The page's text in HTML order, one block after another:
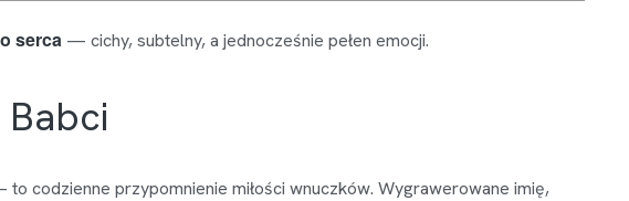
serca — cichy, subtelny, a jednocześnie pełen emocji.
codzienne przypomnienie miłości wnuczków. Wygrawerowane imię,